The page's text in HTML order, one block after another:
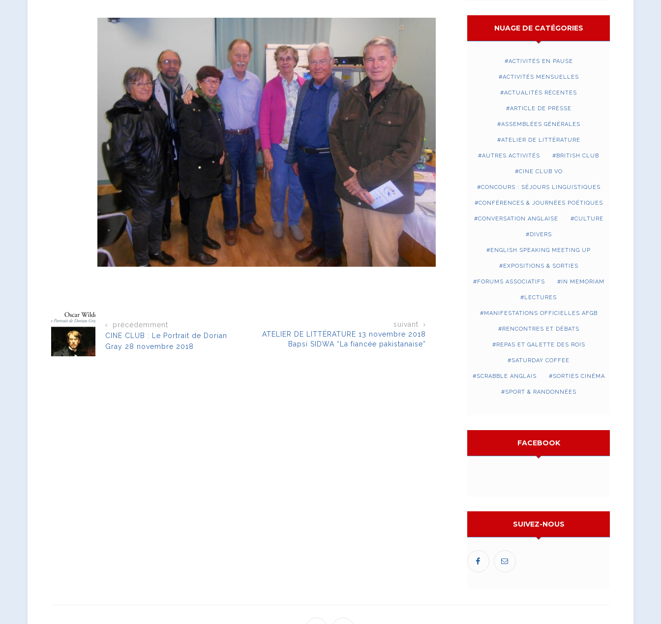
précédemment
CINE CLUB : Le Portrait de Dorian
Gray 28 novembre 2018
suivant
ATELIER DE LITTÉRATURE 13 novembre 2018
Bapsi SIDWA “La fiancée pakistanaise”
NUAGE DE CATÉGORIES
ACTIVITÉS EN PAUSE
ACTIVITÉS MENSUELLES
ACTUALITÉS RÉCENTES
ARTICLE DE PRESSE
ASSEMBLÉES GÉNÉRALES
ATELIER DE LITTÉRATURE
AUTRES ACTIVITÉS BRITISH CLUB
CINE CLUB VO
CONCOURS : SÉJOURS LINGUISTIQUES
CONFÉRENCES & JOURNÉES POÉTIQUES
CONVERSATION ANGLAISE CULTURE
DIVERS
ENGLISH SPEAKING MEETING UP
EXPOSITIONS & SORTIES
FORUMS ASSOCIATIFS IN MEMORIAM
LECTURES
MANIFESTATIONS OFFICIELLES AFGB
RENCONTRES ET DÉBATS
REPAS ET GALETTE DES ROIS
SATURDAY COFFEE
SCRABBLE ANGLAIS SORTIES CINÉMA
SPORT & RANDONNÉES
FACEBOOK
SUIVEZ-NOUS